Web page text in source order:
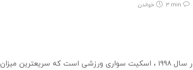
3 min خواندن